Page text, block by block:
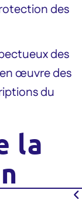
des
des
œuvre des
du
la